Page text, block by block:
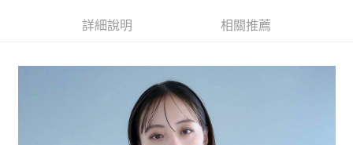
3.實際核准額度、可分期數及費用金額請依後續交易確認頁面所載為準。
4.訂單成立30分鐘內，如未前往確認交易或遇審核未通過，訂單將自動取
1.分期款項不併入電信帳單，「大哥付你分期」於每月結算日後寄送繳費提
2.透過簡訊連結打開帳單後，可選擇「超商條碼／台灣大直營門市／銀行轉
帳／街口支付／iPASS MONEY」等通路繳費。
３．安心：先確認商品／服務後，再付款。
【「AFTEE先享後付」結帳流程】
１．於結帳方式選擇「AFTEE先享後付」後，將跳轉至「AFTEE先享後付」
結帳頁面，進行簡訊認證並確認金額後，即可完成結帳。
２．訂單成立數日內，您將收到繳費通知簡訊。
每筆NT$80，滿NT$888(含以上)免運費
每筆NT$80，滿NT$888(含以上)免運費
詳細說明 相關推薦